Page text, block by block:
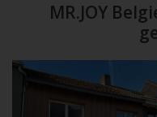
MR.JOY